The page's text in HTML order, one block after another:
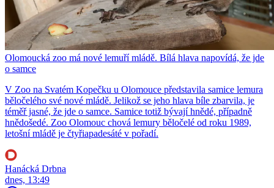
Olomoucká zoo má nové lemuří mládě. Bílá hlava napovídá, že jde
o samce
V Zoo na Svatém Kopečku u Olomouce představila samice lemura
běločelého své nové mládě. Jelikož se jeho hlava bíle zbarvila, je
téměř jasné, že jde o samce. Samice totiž bývají hnědé, případně
hnědošedé. Zoo Olomouc chová lemury běločelé od roku 1989,
letošní mládě je čtyřiapadesáté v pořadí.
Hanácká Drbna
dnes, 13:49